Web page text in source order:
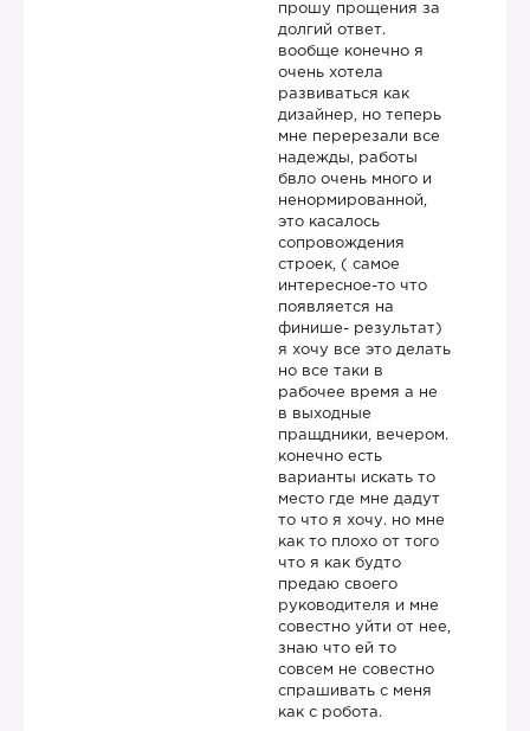
прошу прощения за
долгий ответ.
вообще конечно я
очень хотела
развиваться как
дизайнер, но теперь
мне перерезали все
надежды, работы
бвло очень много и
ненормированной,
это касалось
сопровождения
строек, ( самое
интересное-то что
появляется на
финише- результат)
я хочу все это делать
но все таки в
рабочее время а не
в выходные
пращдники, вечером.
конечно есть
варианты искать то
место где мне дадут
то что я хочу. но мне
как то плохо от того
что я как будто
предаю своего
руководителя и мне
совестно уйти от нее,
знаю что ей то
совсем не совестно
спрашивать с меня
как с робота.